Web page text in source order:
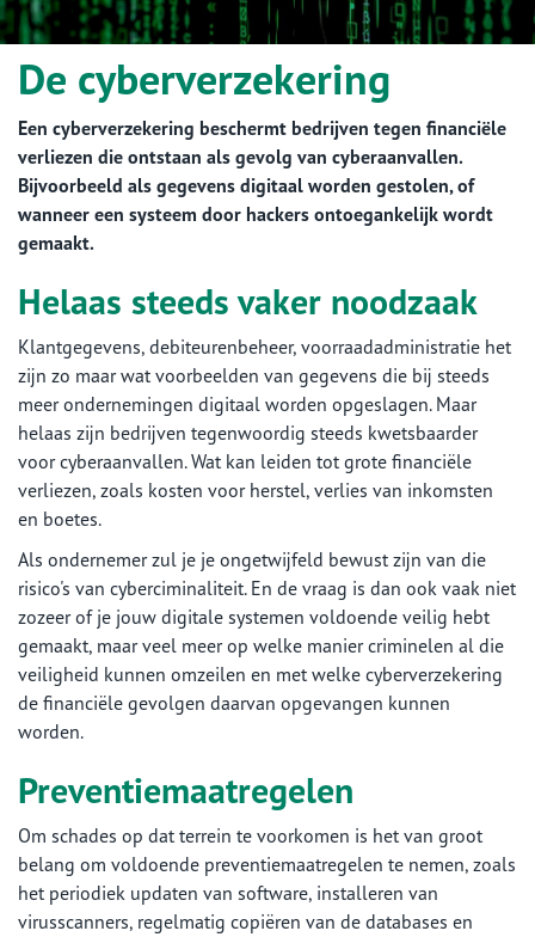
De cyberverzekering
Een cyberverzekering beschermt bedrijven tegen financiële
verliezen die ontstaan als gevolg van cyberaanvallen.
Bijvoorbeeld als gegevens digitaal worden gestolen, of
wanneer een systeem door hackers ontoegankelijk wordt
gemaakt.
Helaas steeds vaker noodzaak
Klantgegevens, debiteurenbeheer, voorraadadministratie het
zijn zo maar wat voorbeelden van gegevens die bij steeds
meer ondernemingen digitaal worden opgeslagen. Maar
helaas zijn bedrijven tegenwoordig steeds kwetsbaarder
voor cyberaanvallen. Wat kan leiden tot grote financiële
verliezen, zoals kosten voor herstel, verlies van inkomsten
en boetes.
Als ondernemer zul je je ongetwijfeld bewust zijn van die
risico's van cyberciminaliteit. En de vraag is dan ook vaak niet
zozeer of je jouw digitale systemen voldoende veilig hebt
gemaakt, maar veel meer op welke manier criminelen al die
veiligheid kunnen omzeilen en met welke cyberverzekering
de financiële gevolgen daarvan opgevangen kunnen
worden.
Preventiemaatregelen
Om schades op dat terrein te voorkomen is het van groot
belang om voldoende preventiemaatregelen te nemen, zoals
het periodiek updaten van software, installeren van
virusscanners, regelmatig copiëren van de databases en